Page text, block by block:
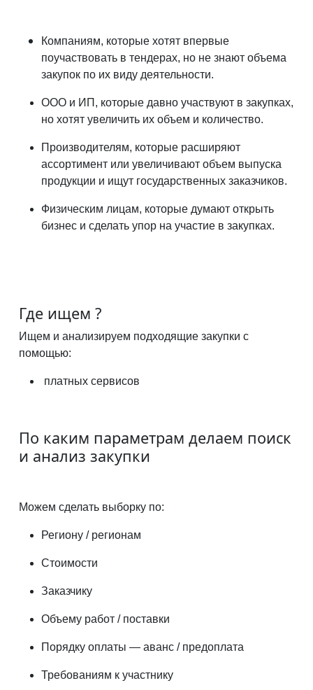
Компаниям, которые хотят впервые
поучаствовать в тендерах, но не знают объема
закупок по их виду деятельности.
ООО и ИП, которые давно участвуют в закупках,
но хотят увеличить их объем и количество.
Производителям, которые расширяют
ассортимент или увеличивают объем выпуска
продукции и ищут государственных заказчиков.
Физическим лицам, которые думают открыть
бизнес и сделать упор на участие в закупках.
Где ищем ?
Ищем и анализируем подходящие закупки с
помощью:
платных сервисов
По каким параметрам делаем поиск
и анализ закупки
Можем сделать выборку по:
Региону / регионам
Стоимости
Заказчику
Объему работ / поставки
Порядку оплаты — аванс / предоплата
Требованиям к участнику